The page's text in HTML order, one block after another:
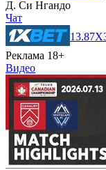
Д. Си Нгандо
Чат
13.87X
Реклама 18+
Видео